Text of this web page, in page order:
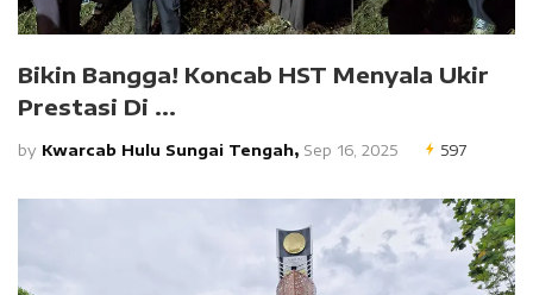
Bikin Bangga! Koncab HST Menyala Ukir
Prestasi Di ...
by Kwarcab Hulu Sungai Tengah, Sep 16, 2025 597